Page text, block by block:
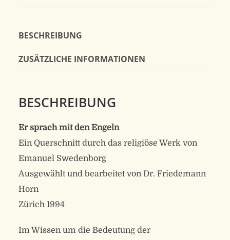
BESCHREIBUNG
ZUSÄTZLICHE INFORMATIONEN
BESCHREIBUNG
Er sprach mit den Engeln
Ein Querschnitt durch das religiöse Werk von
Emanuel Swedenborg
Ausgewählt und bearbeitet von Dr. Friedemann
Horn
Zürich 1994
Im Wissen um die Bedeutung der